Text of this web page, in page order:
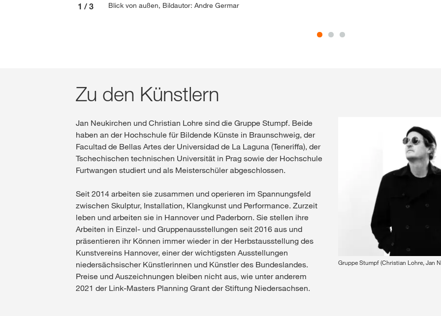
1 / 3 Blick von außen, Bildautor: Andre Germar
Zu den Künstlern
Jan Neukirchen und Christian Lohre sind die Gruppe Stumpf. Beide
haben an der Hochschule für Bildende Künste in Braunschweig, der
Facultad de Bellas Artes der Universidad de La Laguna (Teneriffa), der
Tschechischen technischen Universität in Prag sowie der Hochschule
Furtwangen studiert und als Meisterschüler abgeschlossen.
Seit 2014 arbeiten sie zusammen und operieren im Spannungsfeld
zwischen Skulptur, Installation, Klangkunst und Performance. Zurzeit
leben und arbeiten sie in Hannover und Paderborn. Sie stellen ihre
Arbeiten in Einzel- und Gruppenausstellungen seit 2016 aus und
präsentieren ihr Können immer wieder in der Herbstausstellung des
Kunstvereins Hannover, einer der wichtigsten Ausstellungen
niedersächsischer Künstlerinnen und Künstler des Bundeslandes.
Preise und Auszeichnungen bleiben nicht aus, wie unter anderem
2021 der Link-Masters Planning Grant der Stiftung Niedersachsen.
Gruppe Stumpf (Christian Lohre, Jan